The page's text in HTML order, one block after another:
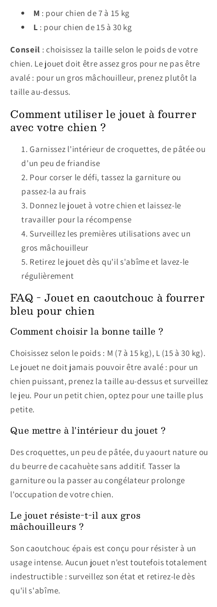
M : pour chien de 7 à 15 kg
L : pour chien de 15 à 30 kg
Conseil : choisissez la taille selon le poids de votre
chien. Le jouet doit être assez gros pour ne pas être
avalé : pour un gros mâchouilleur, prenez plutôt la
taille au-dessus.
Comment utiliser le jouet à fourrer
avec votre chien ?
Garnissez l'intérieur de croquettes, de pâtée ou
d'un peu de friandise
Pour corser le défi, tassez la garniture ou
passez-la au frais
Donnez le jouet à votre chien et laissez-le
travailler pour la récompense
Surveillez les premières utilisations avec un
gros mâchouilleur
Retirez le jouet dès qu'il s'abîme et lavez-le
régulièrement
FAQ - Jouet en caoutchouc à fourrer
bleu pour chien
Comment choisir la bonne taille ?
Choisissez selon le poids : M (7 à 15 kg), L (15 à 30 kg).
Le jouet ne doit jamais pouvoir être avalé : pour un
chien puissant, prenez la taille au-dessus et surveillez
le jeu. Pour un petit chien, optez pour une taille plus
petite.
Que mettre à l'intérieur du jouet ?
Des croquettes, un peu de pâtée, du yaourt nature ou
du beurre de cacahuète sans additif. Tasser la
garniture ou la passer au congélateur prolonge
l'occupation de votre chien.
Le jouet résiste-t-il aux gros
mâchouilleurs ?
Son caoutchouc épais est conçu pour résister à un
usage intense. Aucun jouet n'est toutefois totalement
indestructible : surveillez son état et retirez-le dès
qu'il s'abîme.